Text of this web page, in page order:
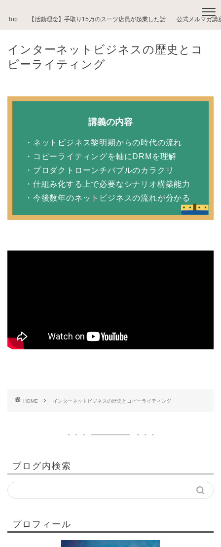
Top 【活動理念】手取り15万のスーツ店員が起業した話 公式メルマガ講
インターネットビジネスの歴史とコ
ピーライティング
講義の内容
・ネットビジネス黎明期からの時代の流れ
・コピーライティングを軸にDRMを理解
・プロダクトローンチバブルのカラクリ
・仕組み化する上で必要なシナリオ構築能力
・今後数年のネットビジネスの流れが分かる
HOME インターネットビジネスの歴史とコピーライティング
ブログ内検索
プロフィール